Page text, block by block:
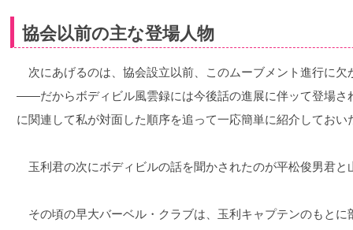
協会以前の主な登場人物
次にあげるのは、協会設立以前、このムーブメント進行に欠
――だからボディビル風雲録には今後話の進展に伴ッて登場さ
に関連して私が対面した順序を追って一応簡単に紹介しておい
玉利君の次にボディビルの話を聞かされたのが平松俊男君と
その頃の早大バーベル・クラブは、玉利キャプテンのもとに